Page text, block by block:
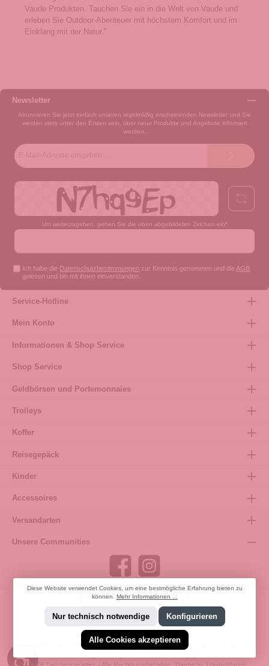
Vaude Produkten. Tauchen Sie ein in die Welt von Vaude und
erleben Sie Outdoor-Abenteuer mit höchstem Komfort und im
Einklang mit der Natur."
Newsletter
Abonnieren Sie jetzt einfach unseren regelmäßig erscheinenden Newsletter und Sie
werden stets unter den Ersten sein, über neue Produkte und Angebote informiert
werden.
Um weiterzugehen, geben Sie die oben abgebildeten Zeichen ein*
Ich habe die Datenschutzbestimmungen zur Kenntnis genommen und die AGB
gelesen und bin mit ihnen einverstanden.
Service-Hotline
Mein Konto
Informationen & Shop Service
Shop Service
Geldbörsen und Portemonnaies
Trolleys
Koffer
Reisegepäck
Kinder
Accessoires
Versandarten
Unsere Communities
Bestellung widerrufen
* Alle Preise inkl. gesetzl. Mehrwertsteuer zzgl. Versandkosten
Diese Website verwendet Cookies, um eine bestmögliche Erfahrung bieten zu
können. Mehr Informationen ...
Nur technisch notwendige Konfigurieren
Alle Cookies akzeptieren